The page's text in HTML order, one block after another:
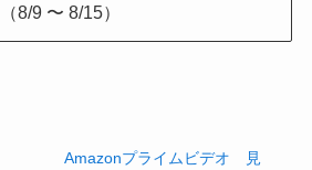
（8/9 〜 8/15）
Amazonプライムビデオ 見